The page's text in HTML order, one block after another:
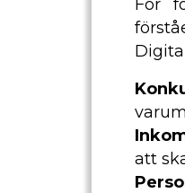
För
att